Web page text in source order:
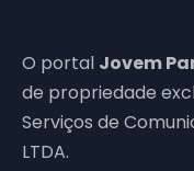
O portal Jovem
de propriedade
Serviços de
LTDA.